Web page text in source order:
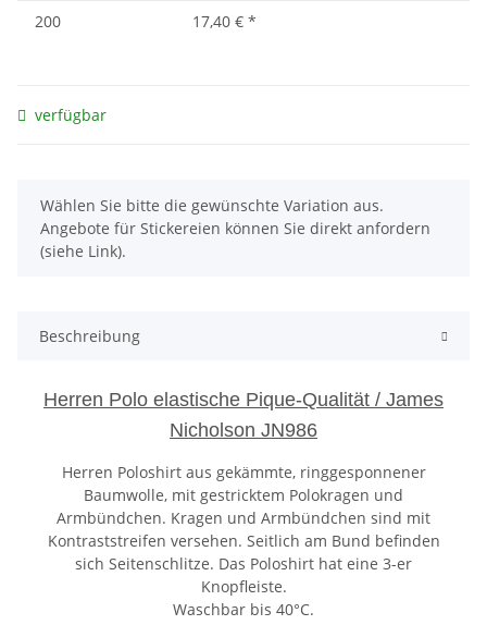
200
17,40 € *
verfügbar
x
Wählen Sie bitte die gewünschte Variation aus.
Angebote für Stickereien können Sie direkt anfordern
(siehe Link).
Beschreibung
Herren Polo elastische Pique-Qualität / James
Nicholson JN986
Herren Poloshirt aus gekämmte, ringgesponnener
Baumwolle, mit gestricktem Polokragen und
Armbündchen. Kragen und Armbündchen sind mit
Kontraststreifen versehen. Seitlich am Bund befinden
sich Seitenschlitze. Das Poloshirt hat eine 3-er
Knopfleiste.
Waschbar bis 40°C.